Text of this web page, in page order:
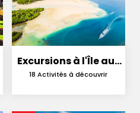
Excursions à l'Île aux
Cerfs
18 Activités à découvrir